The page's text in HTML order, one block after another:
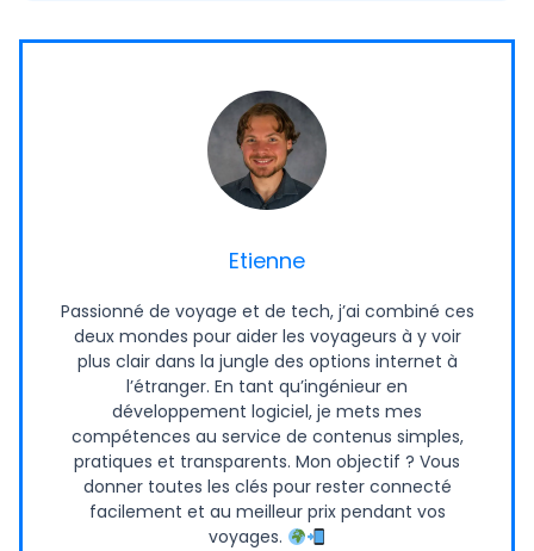
Etienne
Passionné de voyage et de tech, j’ai combiné ces
deux mondes pour aider les voyageurs à y voir
plus clair dans la jungle des options internet à
l’étranger. En tant qu’ingénieur en
développement logiciel, je mets mes
compétences au service de contenus simples,
pratiques et transparents. Mon objectif ? Vous
donner toutes les clés pour rester connecté
facilement et au meilleur prix pendant vos
voyages.